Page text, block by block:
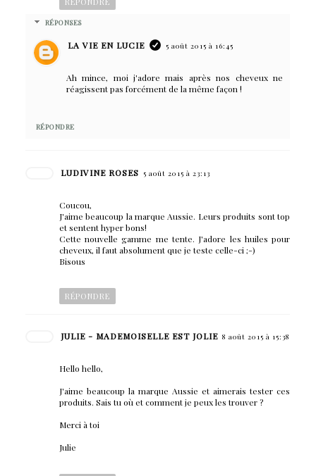
RÉPONSES
LA VIE EN LUCIE 5 août 2015 à 16:45
Ah mince, moi j'adore mais après nos cheveux ne
réagissent pas forcément de la même façon !
RÉPONDRE
LUDIVINE ROSES 5 août 2015 à 23:13
Coucou,
J'aime beaucoup la marque Aussie. Leurs produits sont top
et sentent hyper bons!
Cette nouvelle gamme me tente. J'adore les huiles pour
cheveux, il faut absolument que je teste celle-ci ;-)
Bisous
RÉPONDRE
JULIE - MADEMOISELLE EST JOLIE 8 août 2015 à 15:38
Hello hello,
J'aime beaucoup la marque Aussie et aimerais tester ces
produits. Sais tu où et comment je peux les trouver ?
Merci à toi
Julie